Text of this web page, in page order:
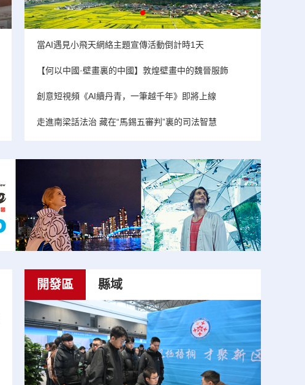
當AI遇見小飛天網絡主題宣傳活動倒計時1天
【何以中國·壁畫裏的中國】敦煌壁畫中的魏晉服飾
創意短視頻《AI續丹青，一筆越千年》即將上線
走進南梁話法治 藏在“馬錫五審判”裏的司法智慧
開發區 縣域